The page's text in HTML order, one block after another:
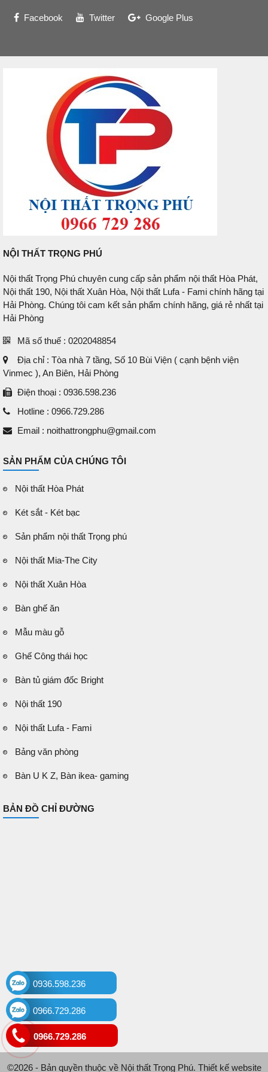
Facebook Twitter Google Plus
NỘI THẤT TRỌNG PHÚ
Nội thất Trọng Phú chuyên cung cấp sản phẩm nội thất Hòa Phát,
Nội thất 190, Nội thất Xuân Hòa, Nội thất Lufa - Fami chính hãng tại
Hải Phòng. Chúng tôi cam kết sản phẩm chính hãng, giá rẻ nhất tại
Hải Phòng
Mã số thuế : 0202048854
Địa chỉ : Tòa nhà 7 tầng, Số 10 Bùi Viện ( cạnh bệnh viện
Vinmec ), An Biên, Hải Phòng
Điện thoại : 0936.598.236
Hotline : 0966.729.286
Email : noithattrongphu@gmail.com
SẢN PHẨM CỦA CHÚNG TÔI
Nội thất Hòa Phát
Két sắt - Két bạc
Sản phẩm nội thất Trọng phú
Nội thất Mia-The City
Nội thất Xuân Hòa
Bàn ghế ăn
Mẫu màu gỗ
Ghế Công thái học
Bàn tủ giám đốc Bright
Nội thất 190
Nội thất Lufa - Fami
Bảng văn phòng
Bàn U K Z, Bàn ikea- gaming
BẢN ĐỒ CHỈ ĐƯỜNG
©2026 - Bản quyền thuộc về Nội thất Trọng Phú. Thiết kế website
0936.598.236
0966.729.286
0966.729.286